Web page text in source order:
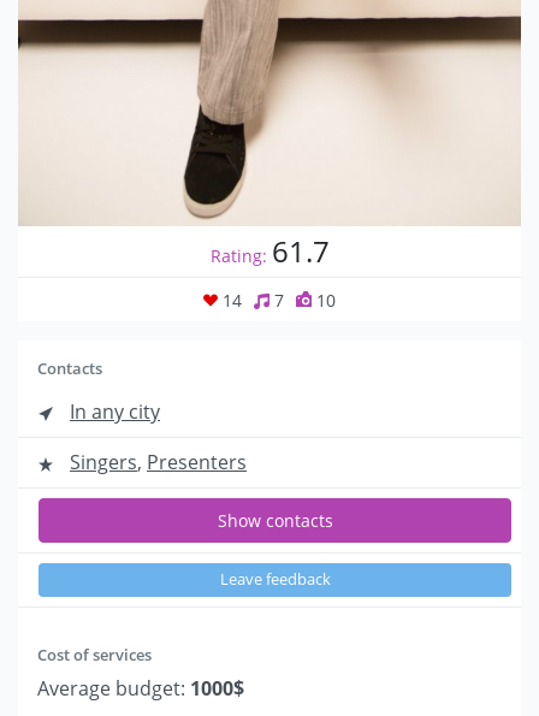
Rating: 61.7
14 7 10
Contacts
In any city
Singers, Presenters
Show contacts
Leave feedback
Cost of services
Average budget: 1000$